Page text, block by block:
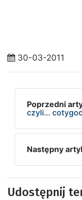
30-03-2011
Poprzedni
czyli…
Następny
Udostępnij